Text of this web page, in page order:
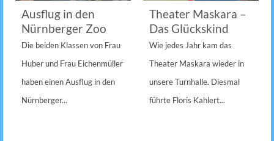
Ausflug in den
Nürnberger Zoo
Die beiden Klassen von Frau
Huber und Frau Eichenmüller
haben einen Ausflug in den
Nürnberger...
Theater Maskara –
Das Glückskind
Wie jedes Jahr kam das
Theater Maskara wieder in
unsere Turnhalle. Diesmal
führte Floris Kahlert...